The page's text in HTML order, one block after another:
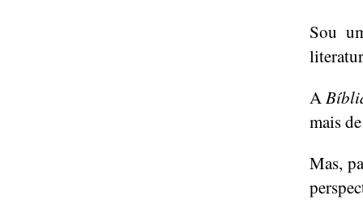
Sou
A
mais
Mas,